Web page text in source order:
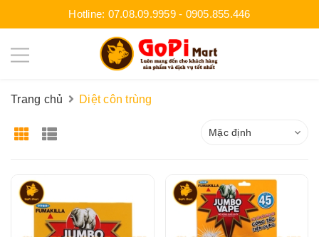
Hotline: 07.08.09.9959- 0905.855.446
Trang chủ Diệt côn trùng
Mặc định